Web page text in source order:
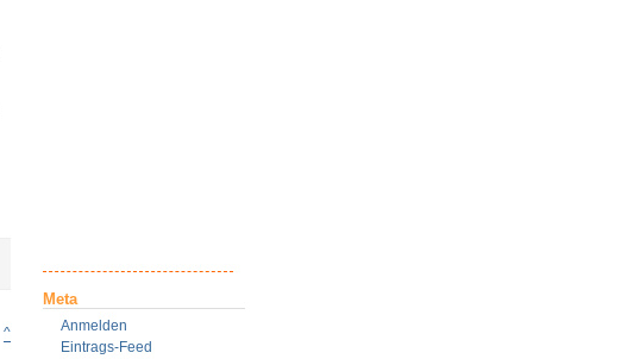
Meta
Anmelden
Eintrags-Feed
^